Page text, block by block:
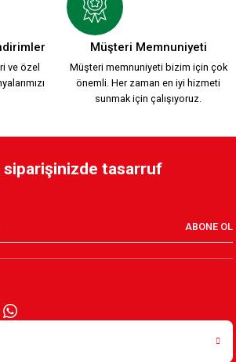
HUMMEL TRANING T-SHIRT S.
S.
ve özel
Müşteri Memnuniyeti
Müşteri memnuniyeti bizim için çok
önemli. Her zaman en iyi hizmeti
sunmak için çalışıyoruz.
siparişinizde tasarruf
ABONE OL